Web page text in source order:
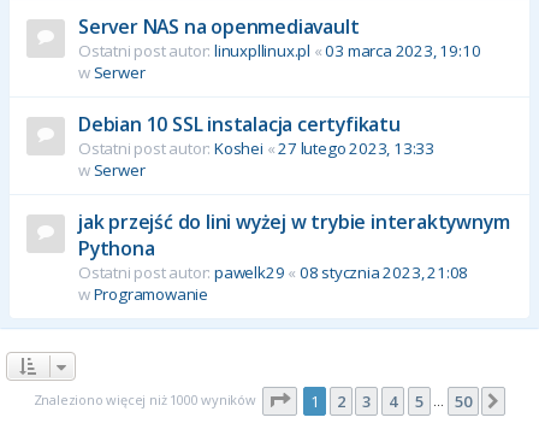
Server NAS na openmediavault
Ostatni post autor: linuxpllinux.pl «03 marca 2023, 19:10
w Serwer
Debian 10 SSL instalacja certyfikatu
Ostatni post autor: Koshei «27 lutego 2023, 13:33
w Serwer
jak przejść do lini wyżej w trybie interaktywnym
Pythona
Ostatni post autor: pawelk29 « 08 stycznia 2023, 21:08
wProgramowanie
Znaleziono więcej niż 1000 wyników Strona z50
1 2 3 4 5 … 50